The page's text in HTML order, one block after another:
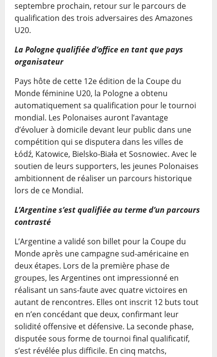
septembre prochain, retour sur le parcours de
qualification des trois adversaires des Amazones
U20.
La Pologne qualifiée d’office en tant que pays
organisateur
Pays hôte de cette 12e édition de la Coupe du
Monde féminine U20, la Pologne a obtenu
automatiquement sa qualification pour le tournoi
mondial. Les Polonaises auront l’avantage
d’évoluer à domicile devant leur public dans une
compétition qui se disputera dans les villes de
Łódź, Katowice, Bielsko-Biała et Sosnowiec. Avec le
soutien de leurs supporters, les jeunes Polonaises
ambitionnent de réaliser un parcours historique
lors de ce Mondial.
L’Argentine s’est qualifiée au terme d’un parcours
contrasté
L’Argentine a validé son billet pour la Coupe du
Monde après une campagne sud-américaine en
deux étapes. Lors de la première phase de
groupes, les Argentines ont impressionné en
réalisant un sans-faute avec quatre victoires en
autant de rencontres. Elles ont inscrit 12 buts tout
en n’en concédant que deux, confirmant leur
solidité offensive et défensive. La seconde phase,
disputée sous forme de tournoi final qualificatif,
s’est révélée plus difficile. En cinq matchs,